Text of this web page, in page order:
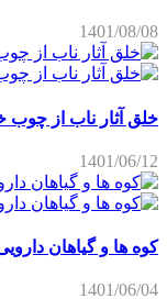
1401/08/08
خلق آثار ناب از چوب
1401/06/12
کوه ها و گیاهان
1401/06/04